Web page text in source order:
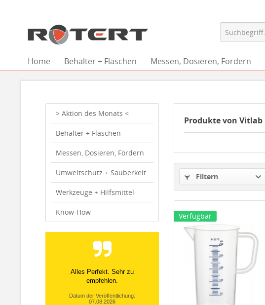
Home Behälter + Flaschen Messen, Dosieren, Fördern
> Aktion des Monats <
Behälter + Flaschen
Messen, Dosieren, Fördern
Umweltschutz + Sauberkeit
Werkzeuge + Hilfsmittel
Know-How
Alles Perfekt. Sehr zu
empfehlen.
Datum der Veröffentlichung:
07.08.2026
Produkte von Vitlab
Filtern
Verfügbar